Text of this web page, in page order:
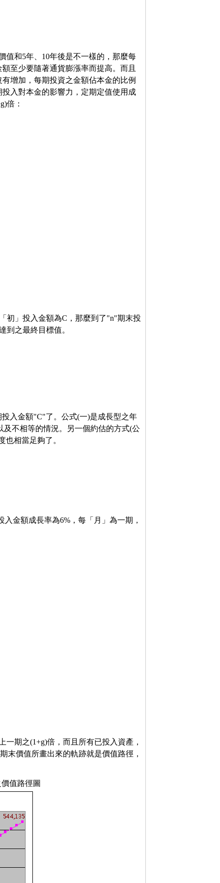
值和5年、10年後是不一樣的，那麼每
至少要隨著通貨膨漲率而提高。而且
增加，每期投資之金額佔本金的比例
入對本金的影響力，定期定值使用成
倍：
初」投入金額為C，那麼到了"n"期末投
到之最終目標值。
入金額"C"了。公式(一)是成長型之年
不相等的情況。另一個約估的方式(公
相當足夠了。
金額成長率為6%，每「月」為一期，
期之(1+g)倍，而且所有已投入資產，
末價值所畫出來的軌跡就是價值路徑，
值路徑圖